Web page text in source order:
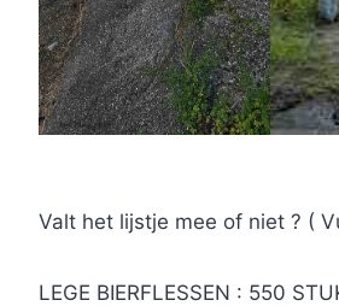
Valt het lijstje mee of niet ? (
LEGE BIERFLESSEN : 550